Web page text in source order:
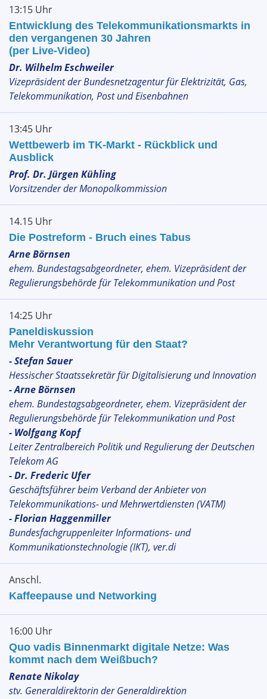
13:15 Uhr
Entwicklung des Telekommunikationsmarkts in
den vergangenen 30 Jahren
(per Live-Video)
Dr. Wilhelm Eschweiler
Vizepräsident der Bundesnetzagentur für Elektrizität, Gas,
Telekommunikation, Post und Eisenbahnen
13:45 Uhr
Wettbewerb im TK-Markt - Rückblick und
Ausblick
Prof. Dr. Jürgen Kühling
Vorsitzender der Monopolkommission
14.15 Uhr
Die Postreform - Bruch eines Tabus
Arne Börnsen
ehem. Bundestagsabgeordneter, ehem. Vizepräsident der
Regulierungsbehörde für Telekommunikation und Post
14:25 Uhr
Paneldiskussion
Mehr Verantwortung für den Staat?
- Stefan Sauer
Hessischer Staatssekretär für Digitalisierung und Innovation
- Arne Börnsen
ehem. Bundestagsabgeordneter, ehem. Vizepräsident der
Regulierungsbehörde für Telekommunikation und Post
- Wolfgang Kopf
Leiter Zentralbereich Politik und Regulierung der Deutschen
Telekom AG
- Dr. Frederic Ufer
Geschäftsführer beim Verband der Anbieter von
Telekommunikations- und Mehrwertdiensten (VATM)
- Florian Haggenmiller
Bundesfachgruppenleiter Informations- und
Kommunikationstechnologie (IKT), ver.di
Anschl.
Kaffeepause und Networking
16:00 Uhr
Quo vadis Binnenmarkt digitale Netze: Was
kommt nach dem Weißbuch?
Renate Nikolay
stv. Generaldirektorin der Generaldirektion